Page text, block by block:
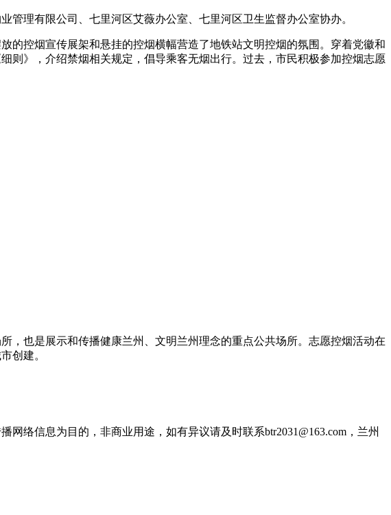
理有限公司、七里河区艾薇办公室、七里河区卫生监督办公室协办。
的控烟宣传展架和悬挂的控烟横幅营造了地铁站文明控烟的氛围。穿着党徽和
则》，介绍禁烟相关规定，倡导乘客无烟出行。过去，市民积极参加控烟志愿
，也是展示和传播健康兰州、文明兰州理念的重点公共场所。志愿控烟活动在
创建。
络信息为目的，非商业用途，如有异议请及时联系btr2031@163.com，兰州